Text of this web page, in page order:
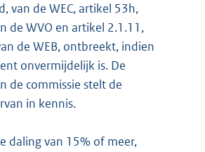
van de WEC, artikel 53h,
de WVO en artikel 2.1.11,
de WEB, ontbreekt, indien
onvermijdelijk is. De
de commissie stelt de
in kennis.
daling van 15% of meer,